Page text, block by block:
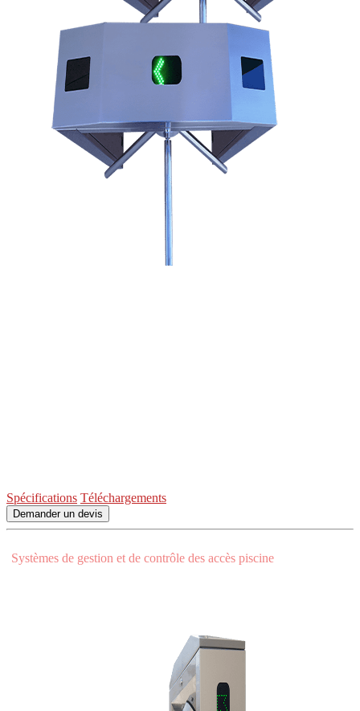
Spécifications Téléchargements
Demander un devis
Systèmes de gestion et de contrôle des accès piscine